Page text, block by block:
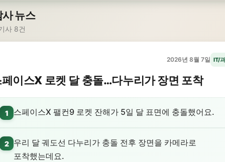
뉴스
사 8건
2026년 8월 7일 IT/
이스X 로켓 달 충돌…다누리가 장면 포착
1 스페이스X 팰컨9 로켓 잔해가 5일 달 표면에 충돌했어요.
2
우리 달 궤도선 다누리가 충돌 전후 장면을 카메라로
포착했는데요.